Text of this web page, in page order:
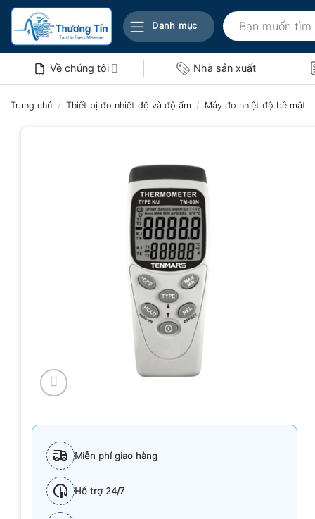
Bỏ
nội
Danh mục
Tìm
kiếm:
Về chúng tôi Nhà sản xuất
Trang chủ / Thiết bị đo nhiệt độ và độ ẩm / Máy đo nhiệt độ bề mặt
Miễn phí giao hàng
Hỗ trợ 24/7